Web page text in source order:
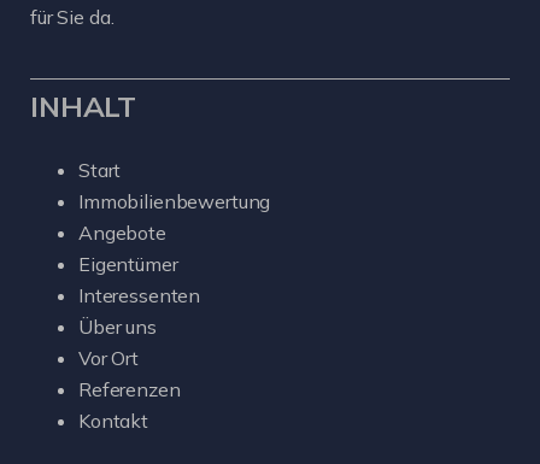
für Sie da.
INHALT
Start
Immobilienbewertung
Angebote
Eigentümer
Interessenten
Über uns
Vor Ort
Referenzen
Kontakt